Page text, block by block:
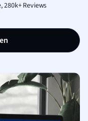
280k+ Reviews